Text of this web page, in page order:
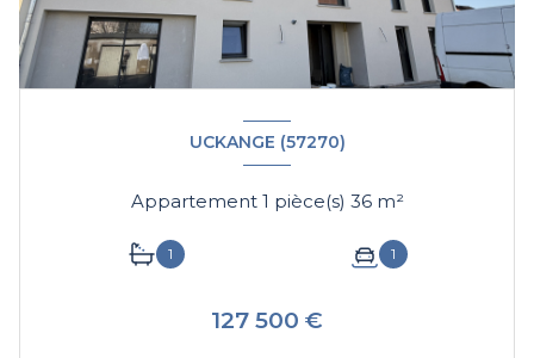
UCKANGE (57270)
Appartement 1 pièce(s) 36 m²
1 1
127 500 €